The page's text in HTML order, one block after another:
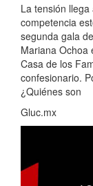
La tensión
competencia
segunda gala
Mariana Ochoa
Casa de los
confesionario.
¿Quiénes son
Gluc.mx